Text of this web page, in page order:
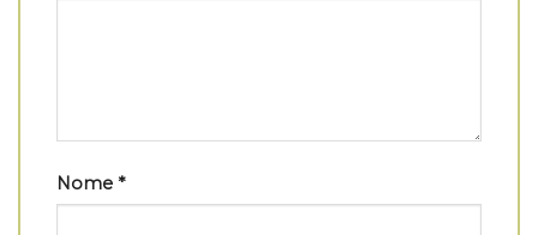
Nome *